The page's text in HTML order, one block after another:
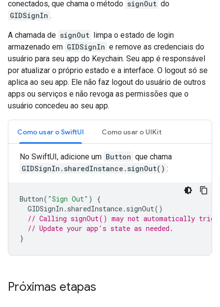
conectados, que chama o método signOut do
GIDSignIn .
A chamada de signOut limpa o estado de login
armazenado em GIDSignIn e remove as credenciais do
usuário para seu app do Keychain. Seu app é responsável
por atualizar o próprio estado e a interface. O logout só se
aplica ao seu app. Ele não faz logout do usuário de outros
apps ou serviços e não revoga as permissões que o
usuário concedeu ao seu app.
Como usar o SwiftUI Como usar o UIKit
No SwiftUI, adicione um Button que chama
GIDSignIn.sharedInstance.signOut() :
Button( "Sign Out" )
{
GIDSignIn . sharedInstance. signOut()
// Calling signOut() may not automatically
// Update your app's state as needed.
}
Próximas etapas